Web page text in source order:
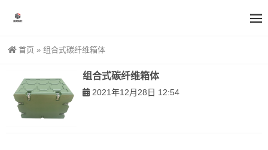
首页 » 组合式碳纤维箱体
组合式碳纤维箱体
2021年12月28日 12:54